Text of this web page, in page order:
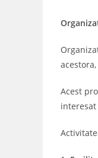
Acest